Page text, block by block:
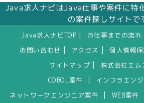
Java求人ナビはJava仕事や案件に特
の案件探しサイトで
Java求人ナビTOP お仕事までの流れ
お問い合わせ アクセス 個人情報
サイトマップ
株式会社エム
COBOL案件
インフラエン
ネットワークエンジニア案件 WEB案件